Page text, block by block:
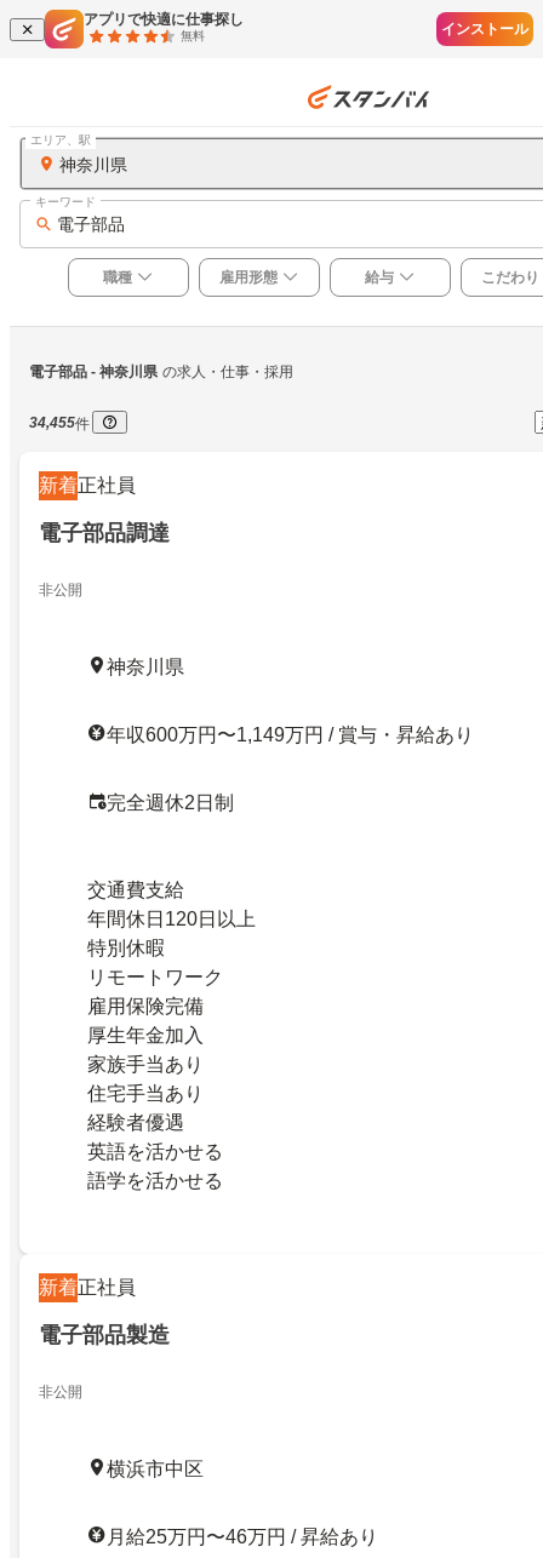
アプリで快適に仕事探し
無料 インストール
神奈川県
エリア、駅
電子部品
キーワード
職種 雇用形態 給与 こだわり
電子部品 - 神奈川県 の求人・仕事・採用
34,455件
新着正社員
電子部品調達
非公開
神奈川県
年収600万円〜1,149万円 / 賞与・昇給あり
完全週休2日制
交通費支給
年間休日120日以上
特別休暇
リモートワーク
雇用保険完備
厚生年金加入
家族手当あり
住宅手当あり
経験者優遇
英語を活かせる
語学を活かせる
新着正社員
電子部品製造
非公開
横浜市中区
月給25万円〜46万円 / 昇給あり